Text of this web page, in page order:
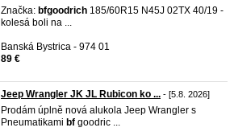
Značka: bfgoodrich 185/60R15 N45J 02TX 40/19 -
kolesá boli na ...
Banská Bystrica - 974 01
89 €
Jeep Wrangler JK JL Rubicon ko ... - [5.8. 2026]
Prodám úplně nová alukola Jeep Wrangler s
Pneumatikami bf goodric ...